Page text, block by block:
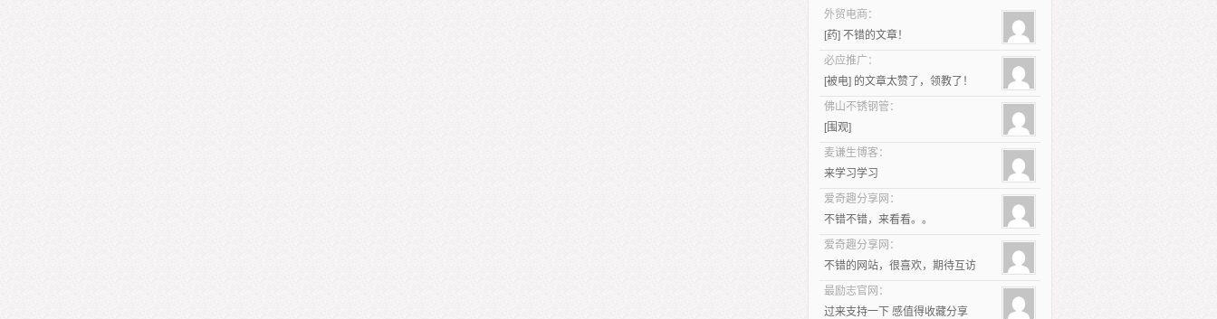
外贸电商：
[药] 不错的文章！
必应推广：
[被电] 的文章太赞了，领教了！
佛山不锈钢管：
[围观]
麦谦生博客：
来学习学习
爱奇趣分享网：
不错不错，来看看。。
爱奇趣分享网：
不错的网站，很喜欢，期待互访
最励志官网：
过来支持一下 感值得收藏分享